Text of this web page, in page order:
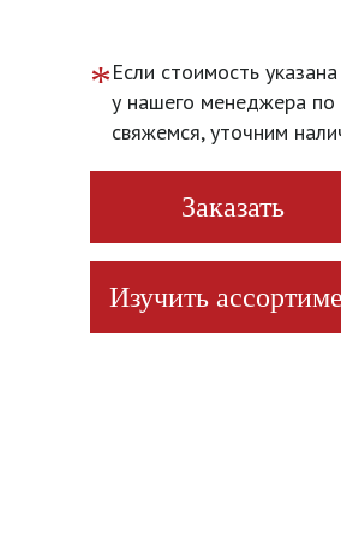
*Если стоимость
у нашего менеджера по
свяжемся, уточним
Заказать
Изучить